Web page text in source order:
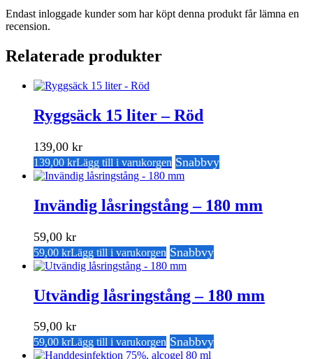
Endast inloggade kunder som har köpt denna produkt får lämna en
recension.
Relaterade produkter
Ryggsäck 15 liter – Röd
139,00 kr
139,00 krLägg till i varukorgen Snabbvy
Invändig låsringstång – 180 mm
59,00 kr
59,00 krLägg till i varukorgen Snabbvy
Utvändig låsringstång – 180 mm
59,00 kr
59,00 krLägg till i varukorgen Snabbvy